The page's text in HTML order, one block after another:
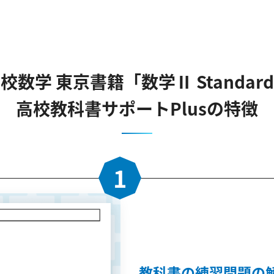
数学 東京書籍「数学Ⅱ Standard
高校教科書サポートPlusの特徴
1